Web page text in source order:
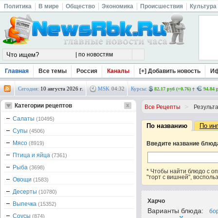
Политика В мире Общество Экономика Происшествия Культура
Главная Все темы Россия Каналы [+] Добавить новость
Сегодня: 10 августа 2026 г. MSK 04:32 Курсы: 82.17 руб (+0.76) 94.84
Все Рецепты >
По названию По
Введите название
* Чтобы найти блюдо с
"торт с вишней",
Харчо
Варианты блюда:
Категории рецептов
Салаты (10495)
Супы (4506)
Мясо (8919)
Птица и яйца (7361)
Рыба (3698)
Овощи (1583)
Десерты (10780)
Выпечка (15352)
Соусы (874)